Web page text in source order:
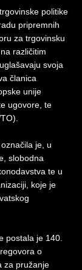
politike
pripremnih
za trgovinsku
različitim
svoja
članica
unije
ugovore, te
je, u
slobodna
te u
koje je
postala je 140.
o
za pružanje